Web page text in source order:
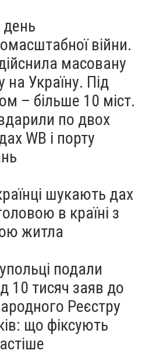
війни.
масовану
на Україну. Під
– більше 10 міст.
по двох
WB і порту
шукають дах
в країні з
житла
подали
10 тисяч заяв до
Реєстру
що фіксують